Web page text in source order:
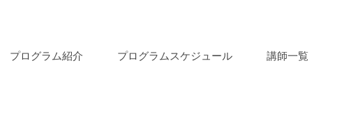
プログラム紹介 プログラムスケジュール 講師一覧